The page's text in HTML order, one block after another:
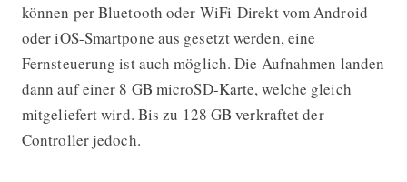
können per Bluetooth oder WiFi-Direkt vom Android
oder iOS-Smartpone aus gesetzt werden, eine
Fernsteuerung ist auch möglich. Die Aufnahmen landen
dann auf einer 8 GB microSD-Karte, welche gleich
mitgeliefert wird. Bis zu 128 GB verkraftet der
Controller jedoch.